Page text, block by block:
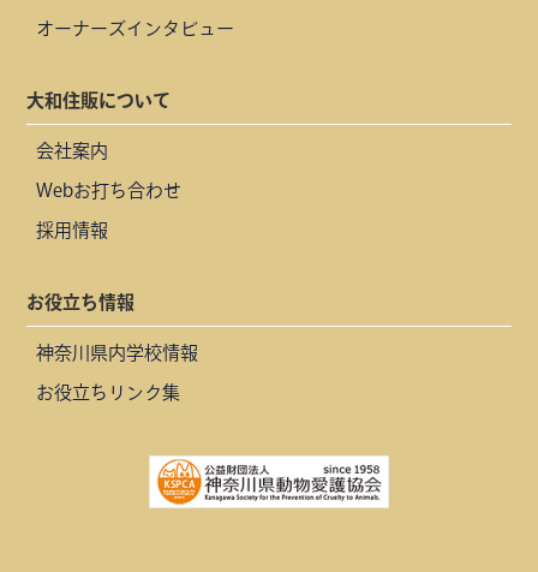
オーナーズインタビュー
大和住販について
会社案内
Webお打ち合わせ
採用情報
お役立ち情報
神奈川県内学校情報
お役立ちリンク集